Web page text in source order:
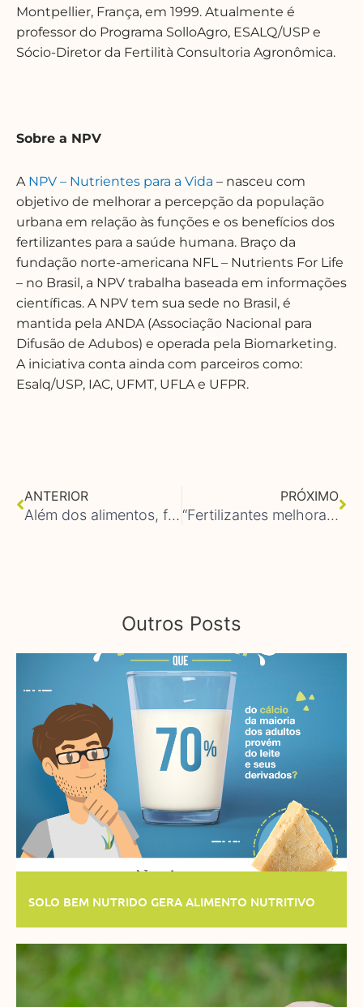
Montpellier, França, em 1999. Atualmente é
professor do Programa SolloAgro, ESALQ/USP e
Sócio-Diretor da Fertilità Consultoria Agronômica.
Sobre a NPV
A NPV – Nutrientes para a Vida – nasceu com
objetivo de melhorar a percepção da população
urbana em relação às funções e os benefícios dos
fertilizantes para a saúde humana. Braço da
fundação norte-americana NFL – Nutrients For Life
– no Brasil, a NPV trabalha baseada em informações
científicas. A NPV tem sua sede no Brasil, é
mantida pela ANDA (Associação Nacional para
Difusão de Adubos) e operada pela Biomarketing.
A iniciativa conta ainda com parceiros como:
Esalq/USP, IAC, UFMT, UFLA e UFPR.
ANTERIOR
Além dos alimentos, fertilizantes são essenciais para diversos outros segmentos da economia
PRÓXIMO
“Fertilizantes melhoram a saúde não só das plantas, mas também do homem”, afirma especialista
Outros Posts
SOLO BEM NUTRIDO GERA ALIMENTO NUTRITIVO